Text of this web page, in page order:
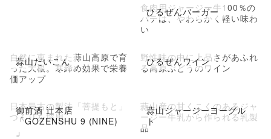
ひるぜんバーガー
食肉用ジャージー牛100％の
パテは、やわらかく軽い味わ
い
蒜山だいこん
自然に恵まれた蒜山高原で育
った大根。寒締め効果で栄養
価アップ
ひるぜんワイン
野性味の中に上品さがあふれ
る高原ぶどうのワイン
御前酒 辻本店
「GOZENSHU 9 (NINE)
」
日本最古の製法「菩提もと」
づくりを採用
蒜山ジャージーヨーグル
ト
蒜山産の甘くこくのあるジャ
ージー牛乳から作られる乳製
品